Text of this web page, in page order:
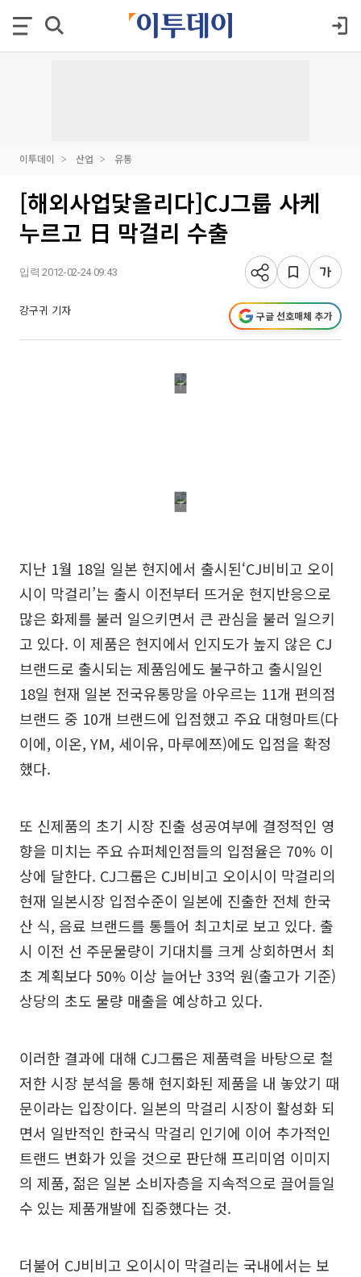
이투데이 산업 유통
[해외사업닻올리다]CJ그룹 사케
누르고 日 막걸리 수출
입력 2012-02-24 09:43
강구귀 기자 구글 선호매체 추가
지난 1월 18일 일본 현지에서 출시된‘CJ비비고 오이
시이 막걸리’는 출시 이전부터 뜨거운 현지반응으로
많은 화제를 불러 일으키면서 큰 관심을 불러 일으키
고 있다. 이 제품은 현지에서 인지도가 높지 않은 CJ
브랜드로 출시되는 제품임에도 불구하고 출시일인
18일 현재 일본 전국유통망을 아우르는 11개 편의점
브랜드 중 10개 브랜드에 입점했고 주요 대형마트(다
이에, 이온, YM, 세이유, 마루에쯔)에도 입점을 확정
했다.
또 신제품의 초기 시장 진출 성공여부에 결정적인 영
향을 미치는 주요 슈퍼체인점들의 입점율은 70% 이
상에 달한다. CJ그룹은 CJ비비고 오이시이 막걸리의
현재 일본시장 입점수준이 일본에 진출한 전체 한국
산 식, 음료 브랜드를 통틀어 최고치로 보고 있다. 출
시 이전 선 주문물량이 기대치를 크게 상회하면서 최
초 계획보다 50% 이상 늘어난 33억 원(출고가 기준)
상당의 초도 물량 매출을 예상하고 있다.
이러한 결과에 대해 CJ그룹은 제품력을 바탕으로 철
저한 시장 분석을 통해 현지화된 제품을 내 놓았기 때
문이라는 입장이다. 일본의 막걸리 시장이 활성화 되
면서 일반적인 한국식 막걸리 인기에 이어 추가적인
트랜드 변화가 있을 것으로 판단해 프리미엄 이미지
의 제품, 젊은 일본 소비자층을 지속적으로 끌어들일
수 있는 제품개발에 집중했다는 것.
더불어 CJ비비고 오이시이 막걸리는 국내에서는 보